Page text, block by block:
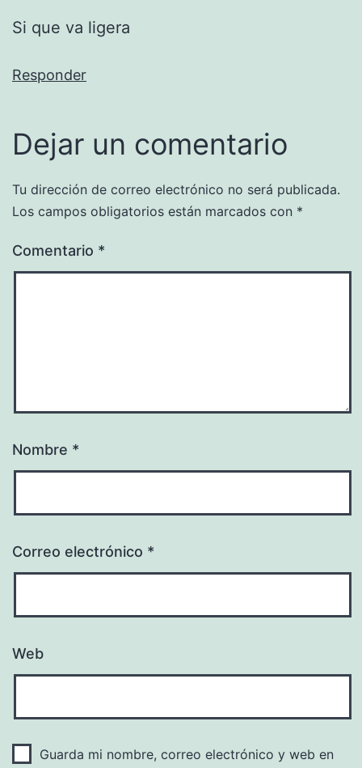
Si que va ligera
Responder
Dejar un comentario
Tu dirección de correo electrónico no será publicada.
Los campos obligatorios están marcados con *
Comentario *
Nombre *
Correo electrónico *
Web
Guarda mi nombre, correo electrónico y web en